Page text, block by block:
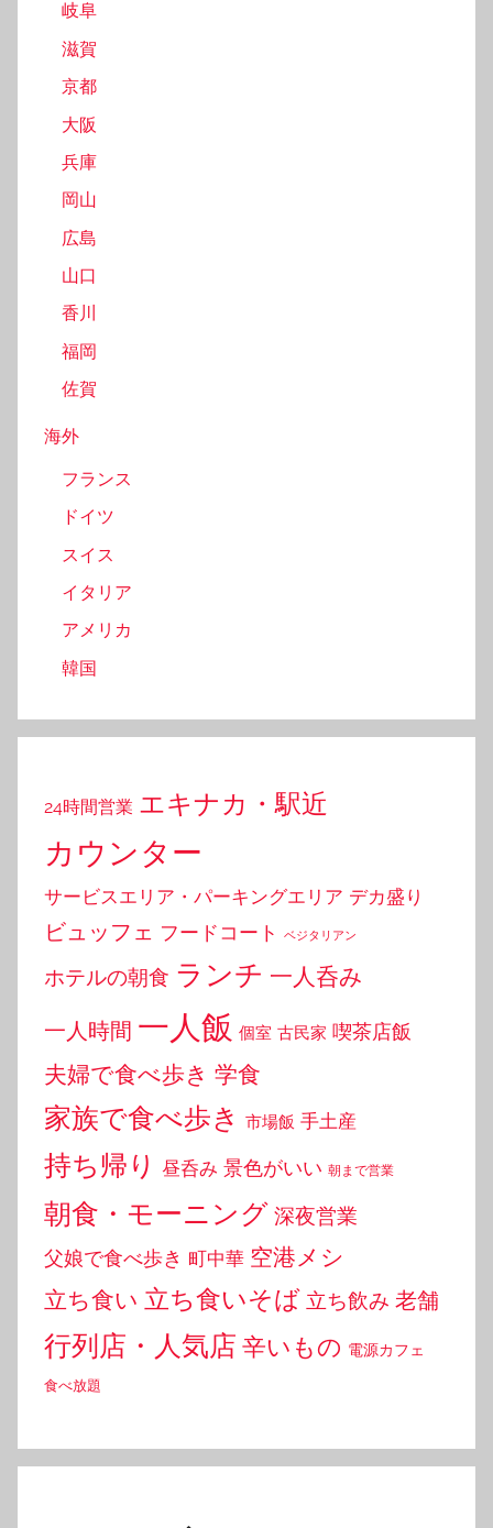
岐阜
滋賀
京都
大阪
兵庫
岡山
広島
山口
香川
福岡
佐賀
海外
フランス
ドイツ
スイス
イタリア
アメリカ
韓国
24時間営業 エキナカ・駅近
カウンター
サービスエリア・パーキングエリア デカ盛り
ビュッフェ フードコート ベジタリアン
ホテルの朝食 ランチ 一人呑み
一人時間 一人飯 個室 古民家 喫茶店飯
夫婦で食べ歩き 学食
家族で食べ歩き 市場飯 手土産
持ち帰り 昼呑み 景色がいい 朝まで営業
朝食・モーニング 深夜営業
父娘で食べ歩き 町中華 空港メシ
立ち食い 立ち食いそば 立ち飲み 老舗
行列店・人気店 辛いもの 電源カフェ
食べ放題